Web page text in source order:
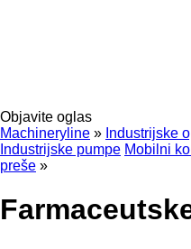
Objavite oglas
Machineryline » Industrijske
Industrijske pumpe Mobilni
preše »